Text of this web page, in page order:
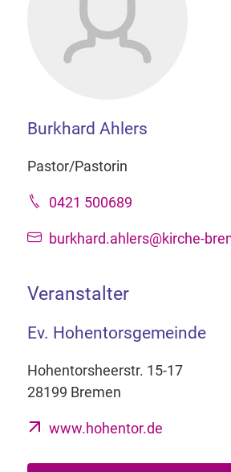
Burkhard Ahlers
Pastor/Pastorin
0421 500689
burkhard.ahlers@kirche-
Veranstalter
Ev. Hohentorsgemeinde
Hohentorsheerstr. 15-17
28199 Bremen
www.hohentor.de